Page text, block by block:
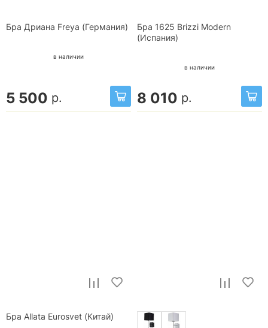
Бра Дриана Freya (Германия)
в наличии
5 500 р.
Бра 1625 Brizzi Modern
(Испания)
в наличии
8 010 р.
Бра Allata Eurosvet (Китай)